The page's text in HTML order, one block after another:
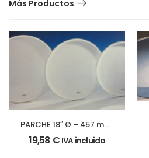
Más Productos
PARCHE 18″ Ø – 457 mm.
bombo batidor
19,58€ IVA incluido